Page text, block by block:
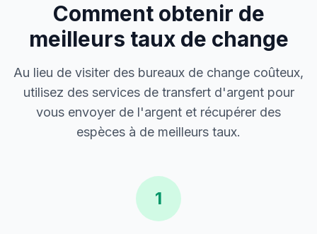
Comment obtenir de
meilleurs taux de change
Au lieu de visiter des bureaux de change coûteux,
utilisez des services de transfert d'argent pour
vous envoyer de l'argent et récupérer des
espèces à de meilleurs taux.
1